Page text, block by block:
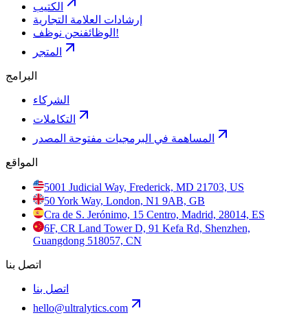
الكتيب
إرشادات العلامة التجارية
الوظائف نحن نوظف!
المتجر
البرامج
الشركاء
التكاملات
المساهمة في البرمجيات مفتوحة المصدر
المواقع
5001 Judicial Way, Frederick, MD 21703, US
50 York Way, London, N1 9AB, GB
Cra de S. Jerónimo, 15 Centro, Madrid, 28014, ES
6F, CR Land Tower D, 91 Kefa Rd, Shenzhen,
Guangdong 518057, CN
اتصل بنا
اتصل بنا
hello@ultralytics.com